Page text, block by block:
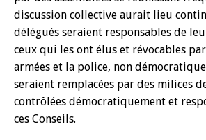
discussion collective aurait lieu
délégués seraient responsables de
ceux qui les ont élus et révocables
armées et la police, non
seraient remplacées par des milices
contrôlées démocratiquement et
ces Conseils.